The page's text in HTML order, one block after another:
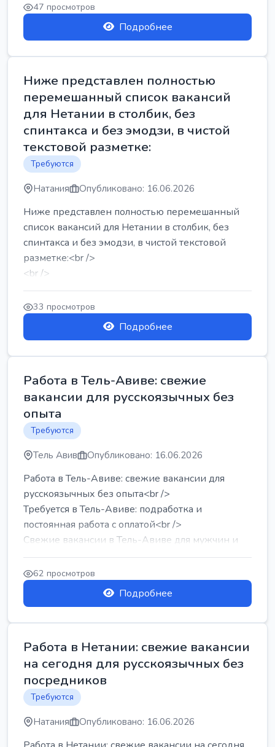
47 просмотров
Подробнее
Ниже представлен полностью
перемешанный список вакансий
для Нетании в столбик, без
спинтакса и без эмодзи, в чистой
текстовой разметке:
Требуются
Натания Опубликовано: 16.06.2026
Ниже представлен полностью перемешанный
список вакансий для Нетании в столбик, без
спинтакса и без эмодзи, в чистой текстовой
разметке:<br />
<br />
Работа в Нетании на мебельном производстве:
требу...
33 просмотров
Подробнее
Работа в Тель-Авиве: свежие
вакансии для русскоязычных без
опыта
Требуются
Тель Авив Опубликовано: 16.06.2026
Работа в Тель-Авиве: свежие вакансии для
русскоязычных без опыта<br />
Требуется в Тель-Авиве: подработка и
постоянная работа с оплатой<br />
Свежие вакансии в Тель-Авиве для мужчин и
женщин от хозя...
62 просмотров
Подробнее
Работа в Нетании: свежие вакансии
на сегодня для русскоязычных без
посредников
Требуются
Натания Опубликовано: 16.06.2026